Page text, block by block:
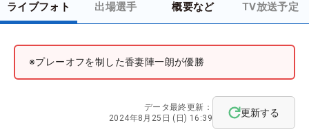
ライブフォト 出場選手 概要など TV放送予定
※プレーオフを制した香妻陣一朗が優勝
データ最終更新：
2024年8月25日 (日) 16:39
更新する